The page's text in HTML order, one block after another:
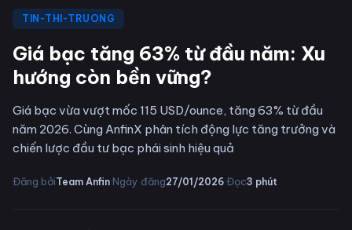
TIN-THI-TRUONG
Giá bạc tăng 63% từ đầu năm: Xu
hướng còn bền vững?
Giá bạc vừa vượt mốc 115 USD/ounce, tăng 63% từ đầu
năm 2026. Cùng AnfinX phân tích động lực tăng trưởng và
chiến lược đầu tư bạc phái sinh hiệu quả
Đăng bởiTeam Anfin·Ngày đăng27/01/2026·Đọc3 phút